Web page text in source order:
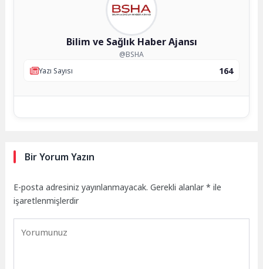
Bilim ve Sağlık Haber Ajansı
@BSHA
Yazı Sayısı
164
Bir Yorum Yazın
E-posta adresiniz yayınlanmayacak. Gerekli alanlar* ile
işaretlenmişlerdir